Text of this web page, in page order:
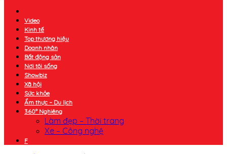
Video
Kinh tế
Top thương hiệu
Doanh nhân
Bất động sản
Nơi tôi sống
Showbiz
Xã hội
Sức khỏe
Ẩm thực – Du lịch
360° Nghiêng
Làm đẹp – Thời trang
Xe – Công nghệ
F